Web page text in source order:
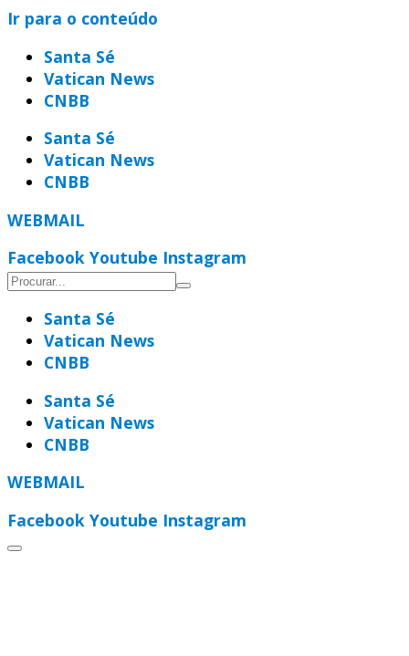
Ir para o conteúdo
Santa Sé
Vatican News
CNBB
Santa Sé
Vatican News
CNBB
WEBMAIL
Facebook Youtube Instagram
Santa Sé
Vatican News
CNBB
Santa Sé
Vatican News
CNBB
WEBMAIL
Facebook Youtube Instagram